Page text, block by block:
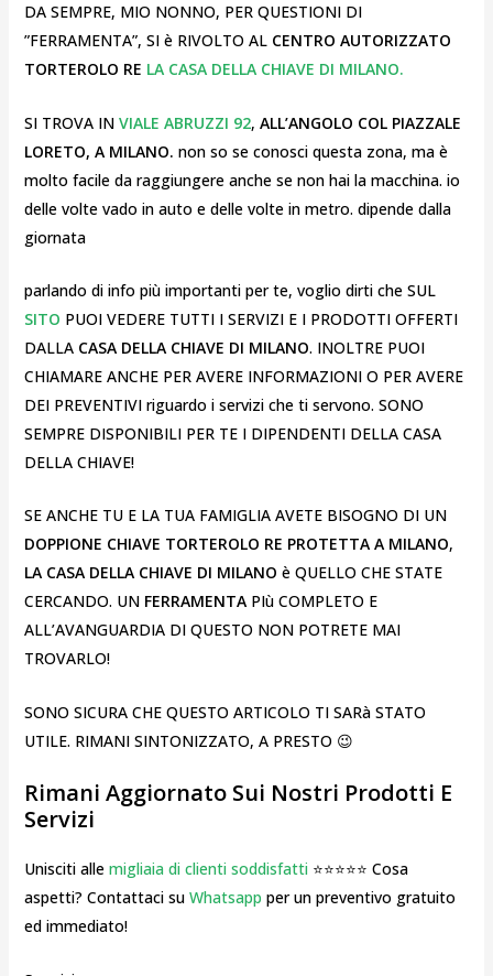
DA SEMPRE, MIO NONNO, PER QUESTIONI DI
”FERRAMENTA”, SI è RIVOLTO ALCENTRO AUTORIZZATO
TORTEROLO RE LA CASA DELLA CHIAVE DI MILANO.
SI TROVA IN VIALE ABRUZZI 92, ALL’ANGOLO COL PIAZZALE
LORETO, A MILANO. non so se conosci questa zona, ma è
molto facile da raggiungere anche se non hai la macchina. io
delle volte vado in auto e delle volte in metro. dipende dalla
giornata
parlando di info più importanti per te, voglio dirti che SUL
SITO PUOI VEDERE TUTTI I SERVIZI E I PRODOTTI OFFERTI
DALLACASA DELLA CHIAVE DI MILANO. INOLTRE PUOI
CHIAMARE ANCHE PER AVERE INFORMAZIONI O PER AVERE
DEI PREVENTIVI riguardo i servizi che ti servono. SONO
SEMPRE DISPONIBILI PER TE I DIPENDENTI DELLA CASA
DELLA CHIAVE!
SE ANCHE TU E LA TUA FAMIGLIA AVETE BISOGNO DI UN
DOPPIONE CHIAVE TORTEROLO RE PROTETTA A MILANO,
LA CASA DELLA CHIAVE DI MILANO è QUELLO CHE STATE
CERCANDO. UN FERRAMENTA PIù COMPLETO E
ALL’AVANGUARDIA DI QUESTO NON POTRETE MAI
TROVARLO!
SONO SICURA CHE QUESTO ARTICOLO TI SARà STATO
UTILE. RIMANI SINTONIZZATO, A PRESTO 😉
Rimani Aggiornato Sui Nostri Prodotti E
Servizi
Unisciti alle migliaia di clienti soddisfatti⭐⭐⭐⭐⭐ Cosa
aspetti? Contattaci su Whatsapp per un preventivo gratuito
ed immediato!